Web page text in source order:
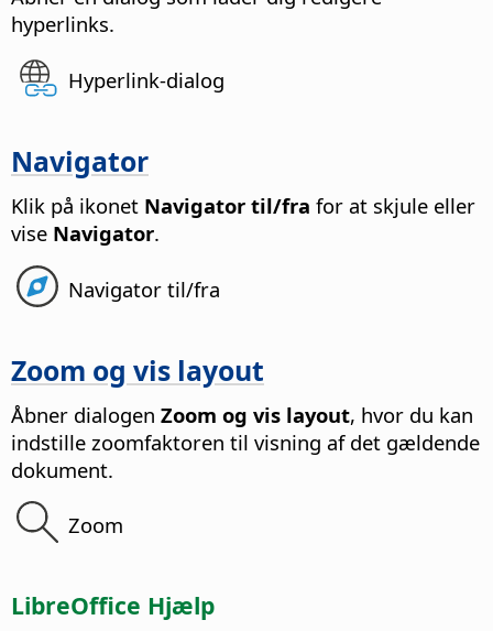
hyperlinks.
Hyperlink-dialog
Navigator
Klik på ikonet Navigator til/fra for at skjule eller
vise Navigator.
Navigator til/fra
Zoom og vis layout
Åbner dialogen Zoom og vis layout, hvor du kan
indstille zoomfaktoren til visning af det gældende
dokument.
Zoom
LibreOffice Hjælp